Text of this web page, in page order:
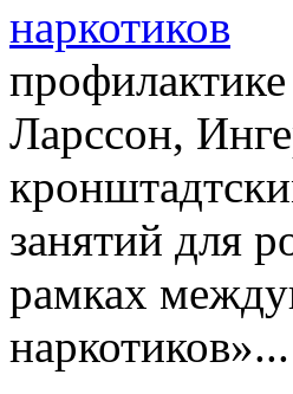
Ларссон,
занятий для
рамках
наркотиков»...